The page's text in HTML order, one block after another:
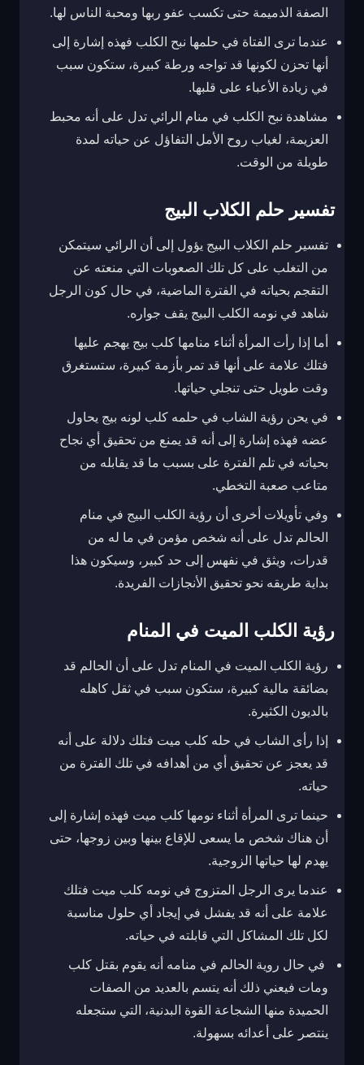
الصفة الذميمة حتى تكسب عفو ربها ومحبة الناس لها.
عندما ترى الفتاة في حلمها نبح الكلب فهذه إشارة إلى
أنها تحزن لكونها قد تواجه ورطة كبيرة، ستكون سبب
في زيادة الأعباء على قلبها.
مشاهدة نبح الكلب في منام الرائي تدل على أنه محبط
العزيمة، لغياب روح الأمل التفاؤل عن حياته لمدة
طويلة من الوقت.
تفسير حلم الكلاب البيج
تفسير حلم الكلاب البيج يؤول إلى أن الرائي سيتمكن
من التغلب على كل تلك الصعوبات التي منعته عن
التقجم بحياته في الفترة الماضية، في حال كون الرجل
شاهد في نومه الكلب البيج يقف جواره.
أما إذا رأت المرأة أثناء منامها كلب بيج يهجم عليها
فتلك علامة على أنها قد تمر بأزمة كبيرة، ستستغرق
وقت طويل حتى تنجلي حياتها.
في يحن رؤية الشاب في حلمه كلب لونه بيج يحاول
عضه فهذه إشارة إلى أنه قد يمنع من تحقيق أي نجاح
بحياته في تلم الفترة على بسبب ما قد يقابله من
متاعب صعبة التخطي.
وفي تأويلات أخرى أن رؤية الكلب البيج في منام
الحالم تدل على أنه شخص مؤمن في ما له من
قدرات، ويثق في نفهس إلى حد كبير، وسيكون هذا
بداية طريقه نحو تحقيق الأنجازات الفريدة.
رؤية الكلب الميت في المنام
رؤية الكلب الميت في المنام تدل على أن الحالم قد
بضائقة مالية كبيرة، ستكون سبب في ثقل كاهله
بالديون الكثيرة.
إذا رأى الشاب في حله كلب ميت فتلك دلالة على أنه
قد يعجز عن تحقيق أي من أهدافه في تلك الفترة من
حياته.
حينما ترى المرأة أثناء نومها كلب ميت فهذه إشارة إلى
أن هناك شخص ما يسعى للإقاع بينها وبين زوجها، حتى
يهدم لها حياتها الزوجية.
عندما يرى الرجل المتزوج في نومه كلب ميت فتلك
علامة على أنه قد يفشل في إيجاد أي حلول مناسبة
لكل تلك المشاكل التي قابلته في حياته.
في حال روية الحالم في منامه أنه يقوم بقتل كلب
ومات فيعني ذلك أنه يتسم بالعديد من الصفات
الحميدة منها الشجاعة القوة البدنية، التي ستجعله
ينتصر على أعدائه بسهولة.